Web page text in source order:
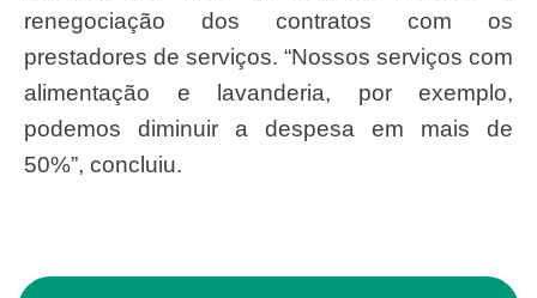
renegociação dos contratos com os
prestadores de serviços. “Nossos serviços com
alimentação e lavanderia, por exemplo,
podemos diminuir a despesa em mais de
50%”, concluiu.